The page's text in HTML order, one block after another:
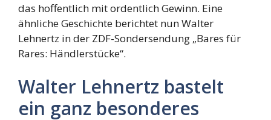
das hoffentlich mit ordentlich Gewinn. Eine
ähnliche Geschichte berichtet nun Walter
Lehnertz in der ZDF-Sondersendung „Bares für
Rares: Händlerstücke“.
Walter Lehnertz bastelt
ein ganz besonderes